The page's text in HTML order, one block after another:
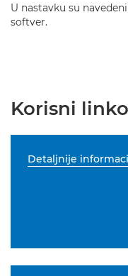
U nastavku su
softver.
Korisni
Detaljnije